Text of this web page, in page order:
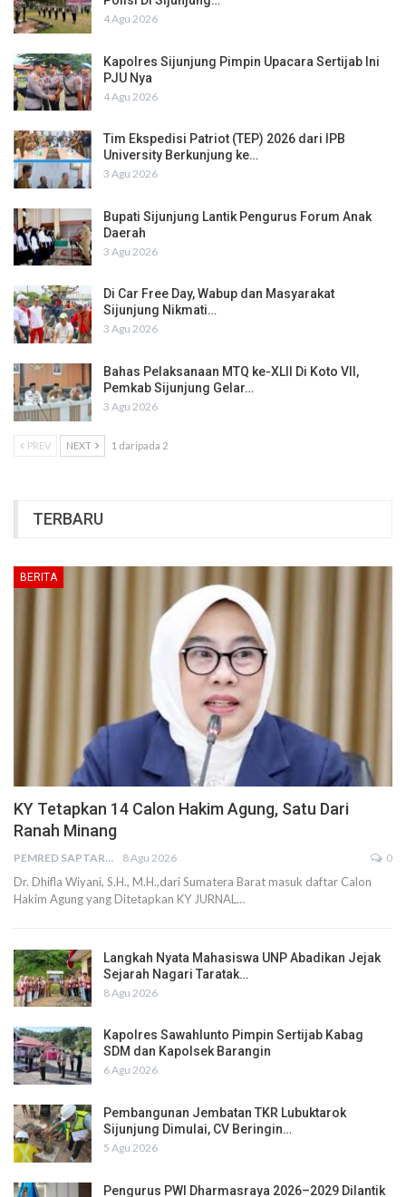
4 Agu 2026
Kapolres Sijunjung Pimpin Upacara Sertijab Ini
PJU Nya
4 Agu 2026
Tim Ekspedisi Patriot (TEP) 2026 dari IPB
University Berkunjung ke…
3 Agu 2026
Bupati Sijunjung Lantik Pengurus Forum Anak
Daerah
3 Agu 2026
Di Car Free Day, Wabup dan Masyarakat
Sijunjung Nikmati…
3 Agu 2026
Bahas Pelaksanaan MTQ ke-XLII Di Koto VII,
Pemkab Sijunjung Gelar…
3 Agu 2026
PREV NEXT 1 daripada 2
TERBARU
BERITA
KY Tetapkan 14 Calon Hakim Agung, Satu Dari
Ranah Minang
PEMRED SAPTARIUS 8 Agu 2026 0
Dr. Dhifla Wiyani, S.H., M.H.,dari Sumatera Barat masuk daftar Calon
Hakim Agung yang Ditetapkan KY JURNAL…
Langkah Nyata Mahasiswa UNP Abadikan Jejak
Sejarah Nagari Taratak…
8 Agu 2026
Kapolres Sawahlunto Pimpin Sertijab Kabag
SDM dan Kapolsek Barangin
6 Agu 2026
Pembangunan Jembatan TKR Lubuktarok
Sijunjung Dimulai, CV Beringin…
5 Agu 2026
Pengurus PWI Dharmasraya 2026–2029 Dilantik